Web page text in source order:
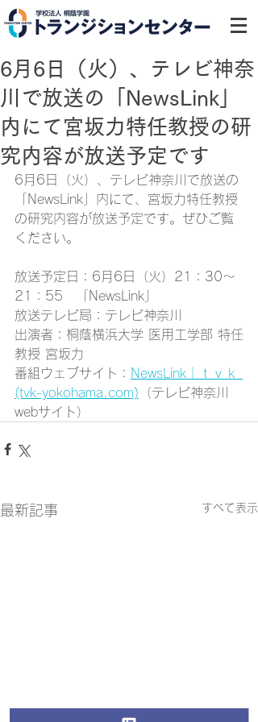
6月6日（火）、テレビ神奈
川で放送の「NewsLink」
内にて宮坂力特任教授の研
究内容が放送予定です
6月6日（火）、テレビ神奈川で放送の
「NewsLink」内にて、宮坂力特任教授
の研究内容が放送予定です。ぜひご覧
ください。
放送予定日：6月6日（火）21：30～
21：55　「NewsLink」
放送テレビ局：テレビ神奈川
出演者：桐蔭横浜大学 医用工学部 特任
教授 宮坂力
番組ウェブサイト： NewsLink｜ｔｖｋ
(tvk-yokohama.com) （テレビ神奈川
webサイト）
最新記事 すべて表示